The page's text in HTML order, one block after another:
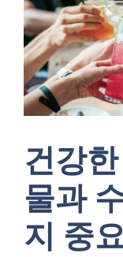
건강
물과
지 중